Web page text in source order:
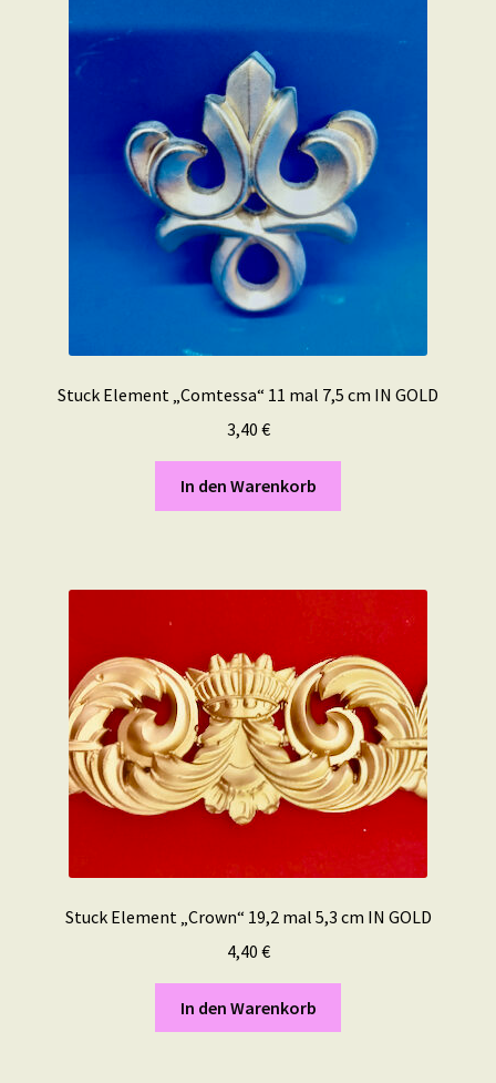
Stuck Element „Comtessa“ 11 mal 7,5 cm IN GOLD
3,40 €
In den Warenkorb
Stuck Element „Crown“ 19,2 mal 5,3 cm IN GOLD
4,40 €
In den Warenkorb